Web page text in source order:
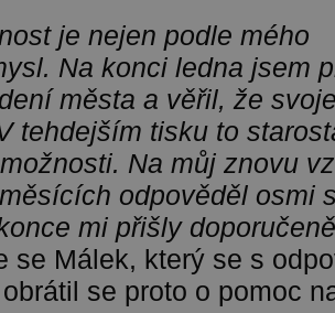
je nejen podle mého
Na konci ledna jsem
města a věřil, že
tehdejším tisku to
Na můj znovu
odpověděl osmi
mi přišly
se Málek, který se s
se proto o pomoc